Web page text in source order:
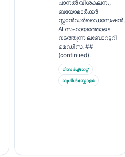
പാനൽ വിശകലനം,
ബയോമാർക്കർ
സ്റ്റാൻഡർഡൈസേഷൻ,
AI സഹായത്തോടെ
നടത്തുന്ന ലബോറട്ടറി
മെഡിസ. ##
(continued).
റിസർച്ച്ഗേറ്റ്
ഗൂഗിൾ സ്കോളർ